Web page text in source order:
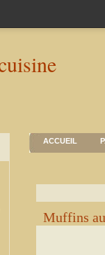
ACCUEIL
Muffins